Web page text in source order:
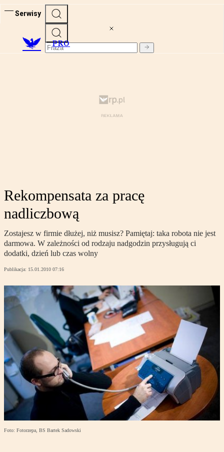
Serwisy
PRO
Rekompensata za pracę
nadliczbową
Zostajesz w firmie dłużej, niż musisz? Pamiętaj: taka robota nie jest
darmowa. W zależności od rodzaju nadgodzin przysługują ci
dodatki, dzień lub czas wolny
Publikacja: 15.01.2010 07:16
Foto: Fotorzepa, BS Bartek Sadowski